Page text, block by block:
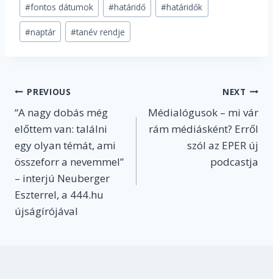
#fontos dátumok #határidő #határidők
#naptár #tanév rendje
Post
navigation
PREVIOUS
“A nagy dobás még
előttem van: találni
egy olyan témát, ami
összeforr a nevemmel”
– interjú Neuberger
Eszterrel, a 444.hu
újságírójával
NEXT
Médialógusok – mi vár
rám médiásként? Erről
szól az EPER új
podcastja